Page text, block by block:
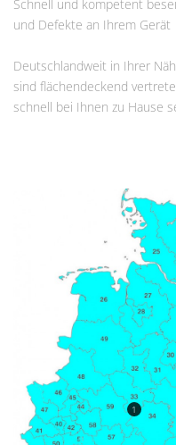
Schnell und kompetent
und Defekte an Ihrem Gerät
Deutschlandweit in Ihrer
sind flächendeckend
schnell bei Ihnen zu Hause
1